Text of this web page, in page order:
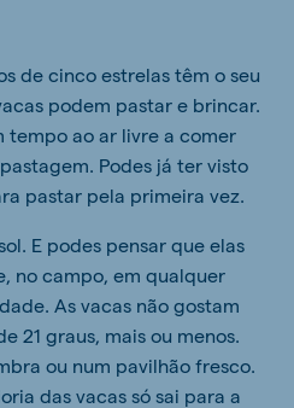
de cinco estrelas têm o seu
podem pastar e brincar.
tempo ao ar livre a comer
Podes já ter visto
pastar pela primeira vez.
E podes pensar que elas
no campo, em qualquer
As vacas não gostam
21 graus, mais ou menos.
ou num pavilhão fresco.
das vacas só sai para a